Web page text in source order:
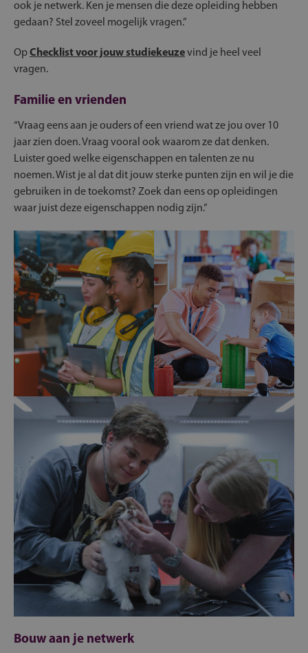
ook je netwerk. Ken je mensen die deze opleiding hebben
gedaan? Stel zoveel mogelijk vragen.”
OpChecklist voor jouw studiekeuzevind je heel veel
vragen.
Familie en vrienden
“Vraag eens aan je ouders of een vriend wat ze jou over 10
jaar zien doen. Vraag vooral ook waarom ze dat denken.
Luister goed welke eigenschappen en talenten ze nu
noemen. Wist je al dat dit jouw sterke punten zijn en wil je die
gebruiken in de toekomst? Zoek dan eens op opleidingen
waar juist deze eigenschappen nodig zijn.”
Bouw aan je netwerk